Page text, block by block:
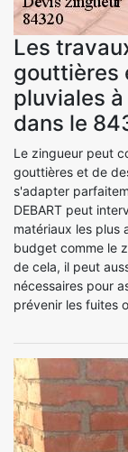
Les
gouttières
pluviales à
dans le
Le zingueur peut
gouttières et de
s'adapter
DEBART peut
matériaux les plus
budget comme le
de cela, il peut
nécessaires pour
prévenir les fuites